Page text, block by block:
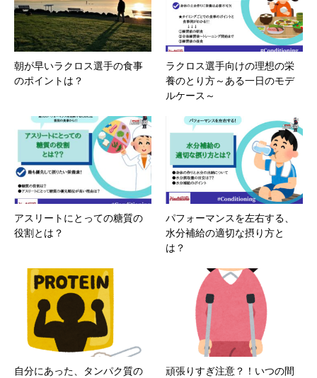
朝が早いラクロス選手の食事
のポイントは？
ラクロス選手向けの理想の栄
養のとり方～ある一日のモデ
ルケース～
アスリートにとっての糖質の
役割とは？
パフォーマンスを左右する、
水分補給の適切な摂り方と
は？
自分にあった、タンパク質の
頑張りすぎ注意？！いつの間